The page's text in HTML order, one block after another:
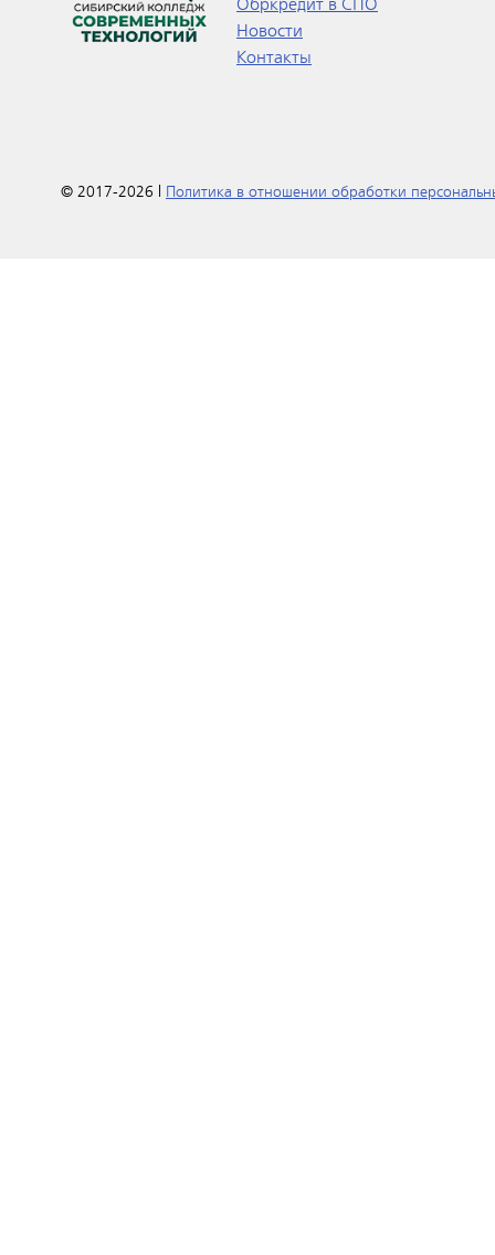
Обркредит в СПО
Новости
Контакты
© 2017-2026 | Политика в отношении обработки